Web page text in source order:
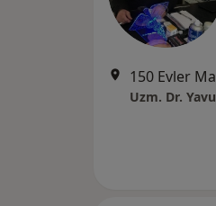
Uzm. Dr.